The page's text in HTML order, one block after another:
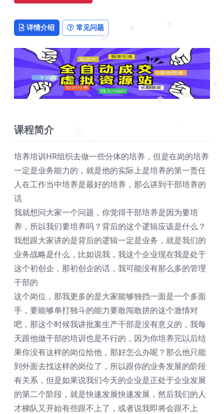
❅
❅
❅
详情介绍 常见问题
课程简介
培养培训HR组织去做一些分体的培养，但是在岗的培养
一定是业务能力的，就是他的实际上是培养的第一责任
人在工作当中培养是最好的培养，那么讲到干部培养的
话
我就想问大家一个问题，你觉得干部培养是因为要培
养，所以我们要培养吗？背后的这个逻辑应该是什么？
我想跟大家讲的是背后的逻辑一定是业务，就是我们的
业务战略是什么，比如说我，我这个企业现在我是处于
这个初创企，那初创企的话，我可能没有那么多的管理
干部的
这个岗位，那我更多的是大家能够独挡一面是一个多面
手，要能够单打独斗的能力要敢闯敢拼的这个激情对
吧，那这个时候我讲批案生产干部是没有意义的，我每
天跟他做干部的培训也是不行的，因为你培养完以后结
果你没有这样的岗位给他，那好怎么办呢？那么他只能
到外面去找这样的岗位了，所以跟你的业务发展的阶段
有关系，但是如果说我们今天的企业是正处于企业发展
的第二个阶段，就是快速发展快速发展，然后我们的人
才梯队又开始有些跟不上了，或者说我即将会跟不上